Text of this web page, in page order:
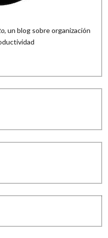
, un blog sobre organización